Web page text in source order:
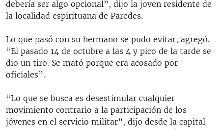
debería ser algo opcional”, dijo la joven residente de
la localidad espirituana de Paredes.
Lo que pasó con su hermano se pudo evitar, agregó.
“El pasado 14 de octubre a las 4 y pico de la tarde se
dio un tiro. Se mató porque era acosado por
oficiales”.
“Lo que se busca es desestimular cualquier
movimiento contrario a la participación de los
jóvenes en el servicio militar”, dijo desde la capital